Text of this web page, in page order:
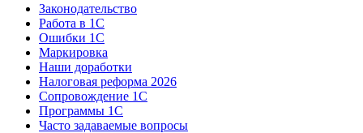
Законодательство
Работа в 1С
Ошибки 1С
Маркировка
Наши доработки
Налоговая реформа 2026
Сопровождение 1С
Программы 1С
Часто задаваемые вопросы